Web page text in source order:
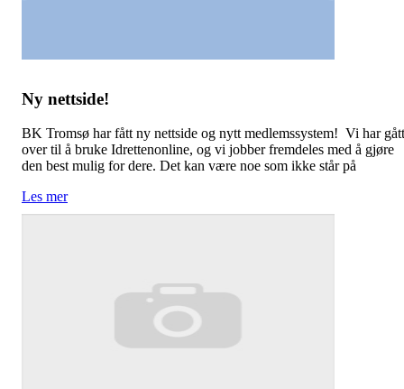
Ny nettside!
BK Tromsø har fått ny nettside og nytt medlemssystem! Vi har gått
over til å bruke Idrettenonline, og vi jobber fremdeles med å gjøre
den best mulig for dere. Det kan være noe som ikke står på
Les mer